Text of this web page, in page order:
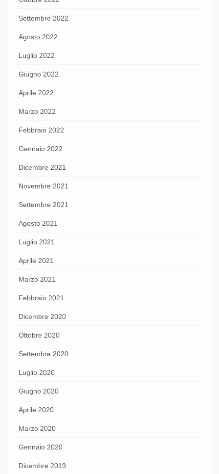
Settembre 2022
Agosto 2022
Luglio 2022
Giugno 2022
Aprile 2022
Marzo 2022
Febbraio 2022
Gennaio 2022
Dicembre 2021
Novembre 2021
Settembre 2021
Agosto 2021
Luglio 2021
Aprile 2021
Marzo 2021
Febbraio 2021
Dicembre 2020
Ottobre 2020
Settembre 2020
Luglio 2020
Giugno 2020
Aprile 2020
Marzo 2020
Gennaio 2020
Dicembre 2019